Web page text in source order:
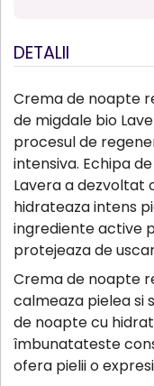
DETALII
Crema de noapte
de migdale bio
procesul de
intensiva. Echipa
Lavera a dezvoltat
hidrateaza intens
ingrediente active
protejeaza de
Crema de noapte
calmeaza pielea si
de noapte cu
îmbunatateste
ofera pielii o